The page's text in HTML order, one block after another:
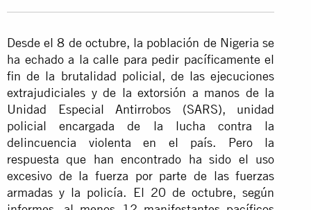
Desde el 8 de octubre, la población de Nigeria se
ha echado a la calle para pedir pacíficamente el
fin de la brutalidad policial, de las ejecuciones
extrajudiciales y de la extorsión a manos de la
Unidad Especial Antirrobos (SARS), unidad
policial encargada de la lucha contra la
delincuencia violenta en el país. Pero la
respuesta que han encontrado ha sido el uso
excesivo de la fuerza por parte de las fuerzas
armadas y la policía. El 20 de octubre, según